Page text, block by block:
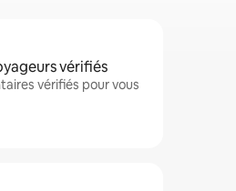
vérifiés
vérifiés pour vous